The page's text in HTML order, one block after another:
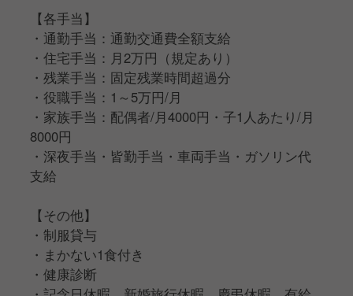
【各手当】
・通勤手当：通勤交通費全額支給
・住宅手当：月2万円（規定あり）
・残業手当：固定残業時間超過分
・役職手当：1～5万円/月
・家族手当：配偶者/月4000円・子1人あたり/月
8000円
・深夜手当・皆勤手当・車両手当・ガソリン代
支給
【その他】
・制服貸与
・まかない1食付き
・健康診断